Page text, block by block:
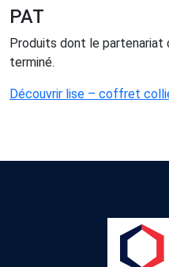
PAT
Produits dont le partenariat
terminé.
Découvrir lise – coffret